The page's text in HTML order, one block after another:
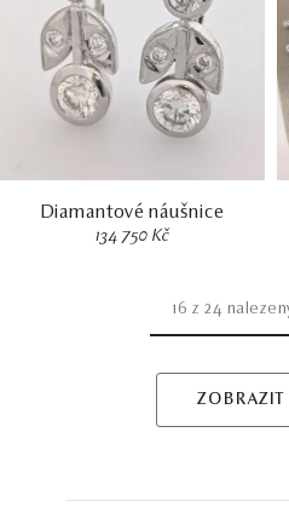
Diamantové náušnice
134 750 Kč
16 z24
ZOBRAZIT